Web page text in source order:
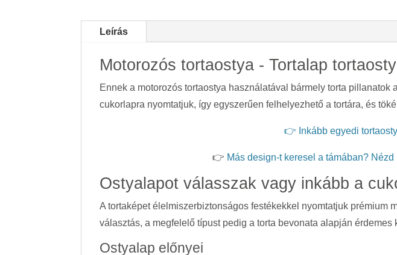
Leírás
Motorozós tortaostya - Tortalap
Ennek a motorozós tortaostya használatával bármely torta
cukorlapra nyomtatjuk, így egyszerűen felhelyezhető a tortára, és
👉 Inkább egyedi
👉 Más design-t keresel a támában?
Ostyalapot válasszak vagy inkább a
A tortaképet élelmiszerbiztonságos festékekkel nyomtatjuk prémium
választás, a megfelelő típust pedig a torta bevonata alapján érdemes
Ostyalap előnyei